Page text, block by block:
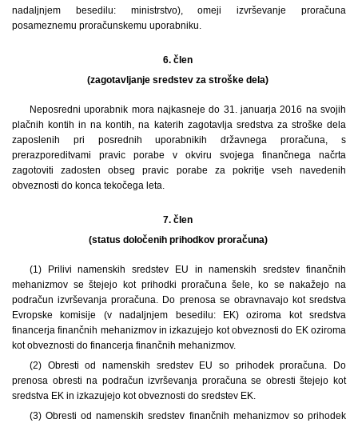
nadaljnjem besedilu: ministrstvo), omeji izvrševanje proračuna
posameznemu proračunskemu uporabniku.
6. člen
(zagotavljanje sredstev za stroške dela)
Neposredni uporabnik mora najkasneje do 31. januarja 2016 na svojih
plačnih kontih in na kontih, na katerih zagotavlja sredstva za stroške dela
zaposlenih pri posrednih uporabnikih državnega proračuna, s
prerazporeditvami pravic porabe v okviru svojega finančnega načrta
zagotoviti zadosten obseg pravic porabe za pokritje vseh navedenih
obveznosti do konca tekočega leta.
7. člen
(status določenih prihodkov proračuna)
(1) Prilivi namenskih sredstev EU in namenskih sredstev finančnih
mehanizmov se štejejo kot prihodki proračuna šele, ko se nakažejo na
podračun izvrševanja proračuna. Do prenosa se obravnavajo kot sredstva
Evropske komisije (v nadaljnjem besedilu: EK) oziroma kot sredstva
financerja finančnih mehanizmov in izkazujejo kot obveznosti do EK oziroma
kot obveznosti do financerja finančnih mehanizmov.
(2) Obresti od namenskih sredstev EU so prihodek proračuna. Do
prenosa obresti na podračun izvrševanja proračuna se obresti štejejo kot
sredstva EK in izkazujejo kot obveznosti do sredstev EK.
(3) Obresti od namenskih sredstev finančnih mehanizmov so prihodek